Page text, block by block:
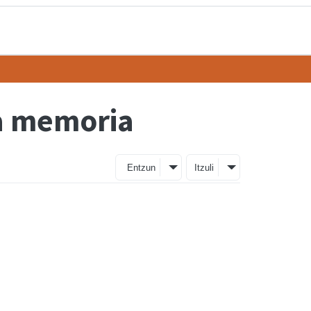
memoria
Entzun Itzuli